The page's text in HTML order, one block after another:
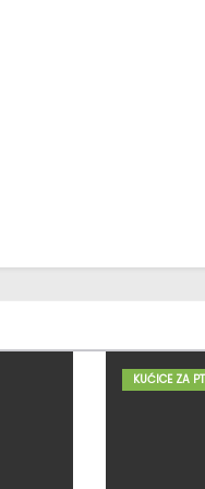
KUĆICE ZA